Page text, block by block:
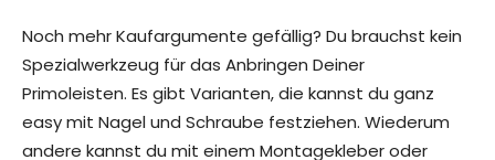
Noch mehr Kaufargumente gefällig? Du brauchst kein
Spezialwerkzeug für das Anbringen Deiner
Primoleisten. Es gibt Varianten, die kannst du ganz
easy mit Nagel und Schraube festziehen. Wiederum
andere kannst du mit einem Montagekleber oder